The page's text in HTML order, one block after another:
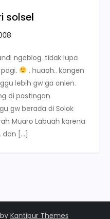
solsel
ngeblog. tidak lupa
. huaah.. kangen
lebih gw ga onlen.
di postingan
gw berada di Solok
Muaro Labuah karena
dan […]
Kantipur Themes